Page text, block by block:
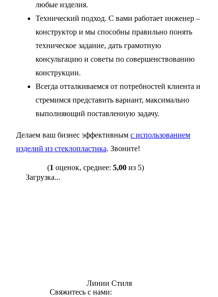
любые изделия.
Технический подход. С вами работает инженер –
конструктор и мы способны правильно понять
техническое задание, дать грамотную
консультацию и советы по совершенствованию
конструкции.
Всегда отталкиваемся от потребностей клиента и
стремимся представить вариант, максимально
выполняющий поставленную задачу.
Делаем ваш бизнес эффективным с использованием
изделий из стеклопластика. Звоните!
(1 оценок, среднее: 5,00 из 5)
Загрузка...
Линии Стиля
Свяжитесь с нами: